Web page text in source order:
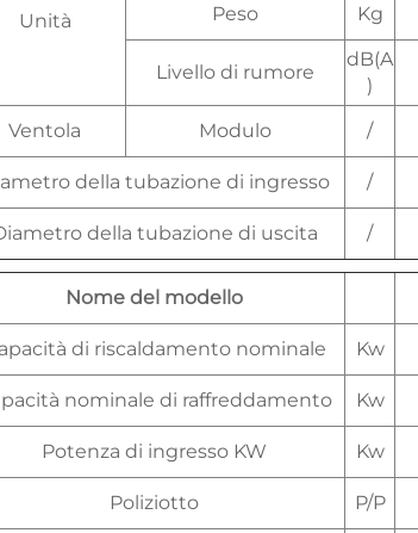
Unità Peso Kg
Livello di rumore
dB(A
)
Ventola Modulo /
della tubazione di ingresso /
della tubazione di uscita /
Nome del modello
di riscaldamento nominale Kw
nominale di raffreddamento Kw
Potenza di ingresso KW Kw
Poliziotto P/P